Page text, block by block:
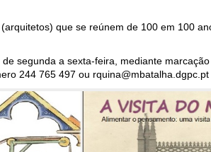
que se reúnem de 100 em 100
segunda a sexta-feira, mediante
244 765 497 ou rquina@mbatalha.dgpc.pt .